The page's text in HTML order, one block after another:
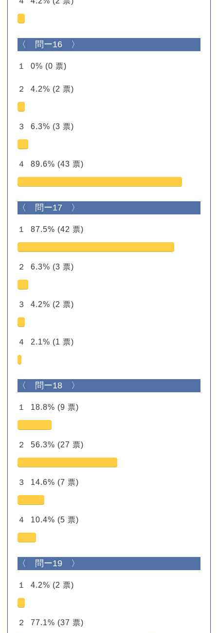
〈 問ー16 〉
１ 0% (0 票)
２ 4.2% (2 票)
３ 6.3% (3 票)
４ 89.6% (43 票)
〈 問ー17 〉
１ 87.5% (42 票)
２ 6.3% (3 票)
３ 4.2% (2 票)
４ 2.1% (1 票)
〈 問ー18 〉
１ 18.8% (9 票)
２ 56.3% (27 票)
３ 14.6% (7 票)
４ 10.4% (5 票)
〈 問ー19 〉
１ 4.2% (2 票)
２ 77.1% (37 票)